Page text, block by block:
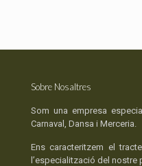
Sobre Nosaltres
Som una empresa
Carnaval, Dansa i Merceria.
Ens caracteritzem el
l’especialització del nostre